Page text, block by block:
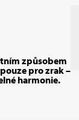
způsobem
pro zrak –
harmonie.